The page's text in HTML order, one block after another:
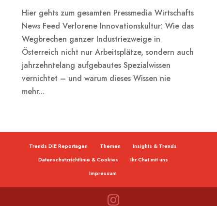
Hier gehts zum gesamten Pressmedia Wirtschafts
News Feed Verlorene Innovationskultur: Wie das
Wegbrechen ganzer Industriezweige in
Österreich nicht nur Arbeitsplätze, sondern auch
jahrzehntelang aufgebautes Spezialwissen
vernichtet – und warum dieses Wissen nie
mehr...
Trends DIE Reportagen Themen
Insights & Trends
Datenschutzrichtlinie & Cookies
Ihr Chat mit uns
Impressum